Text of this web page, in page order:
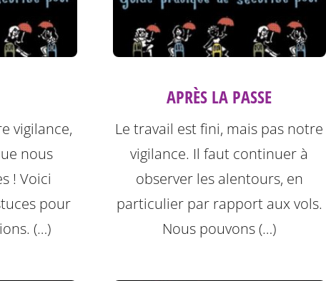
vigilance,
nous
! Voici
pour
(…)
APRÈS LA PASSE
Le travail est fini, mais pas notre
vigilance. Il faut continuer à
observer les alentours, en
particulier par rapport aux vols.
Nous pouvons (…)